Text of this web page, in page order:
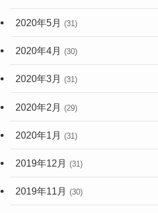
2020年5月 (31)
2020年4月 (30)
2020年3月 (31)
2020年2月 (29)
2020年1月 (31)
2019年12月 (31)
2019年11月 (30)